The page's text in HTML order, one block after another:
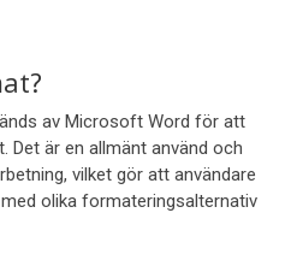
av Microsoft Word för att
Det är en allmänt använd och
vilket gör att användare
olika formateringsalternativ